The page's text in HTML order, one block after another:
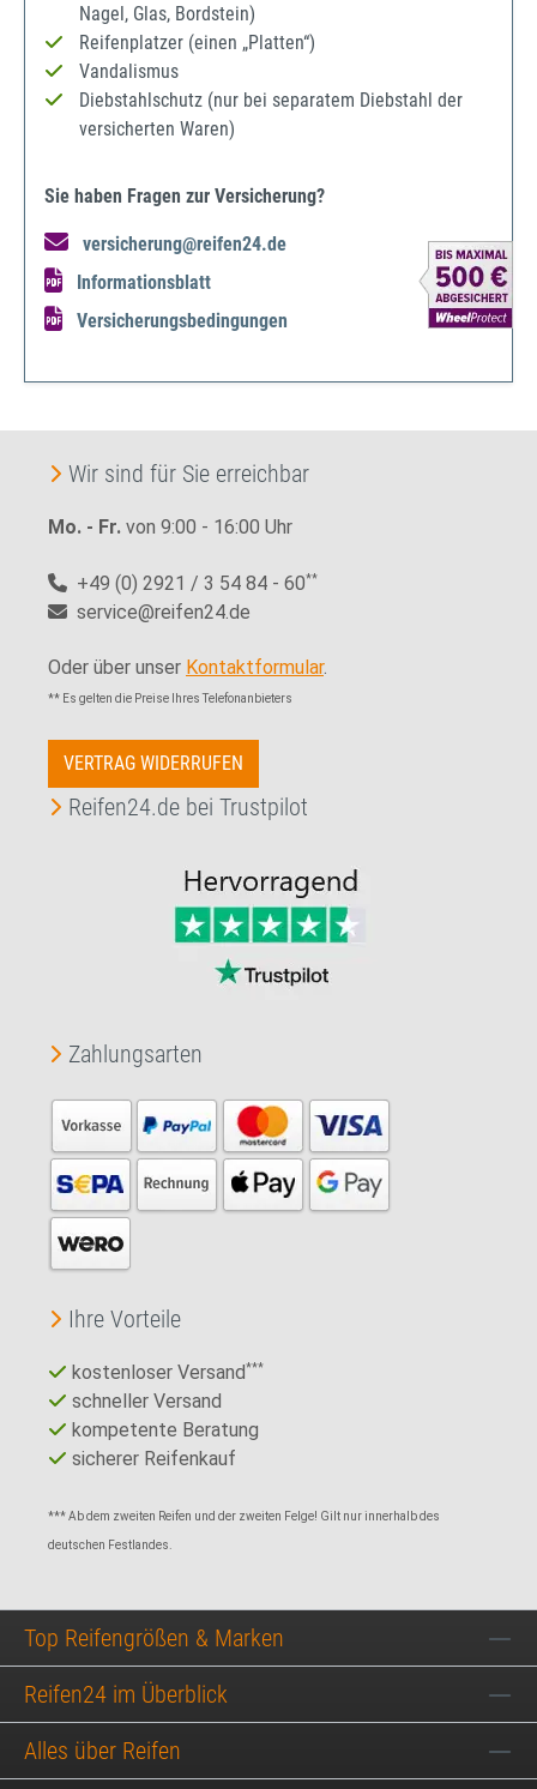
Nagel, Glas, Bordstein)
Reifenplatzer (einen „Platten“)
Vandalismus
Diebstahlschutz (nur bei separatem Diebstahl der
versicherten Waren)
Sie haben Fragen zur Versicherung?
versicherung@reifen24.de
Informationsblatt
Versicherungsbedingungen
Wir sind für Sie erreichbar
Mo. - Fr. von 9:00 - 16:00 Uhr
+49 (0) 2921 / 3 54 84 - 60**
service@reifen24.de
Oder über unser Kontaktformular.
** Es gelten die Preise Ihres Telefonanbieters
VERTRAG WIDERRUFEN
Reifen24.de bei Trustpilot
Zahlungsarten
Ihre Vorteile
kostenloser Versand***
schneller Versand
kompetente Beratung
sicherer Reifenkauf
*** Ab dem zweiten Reifen und der zweiten Felge! Gilt nur innerhalb des
deutschen Festlandes.
Top Reifengrößen & Marken
Reifen24 im Überblick
Alles über Reifen